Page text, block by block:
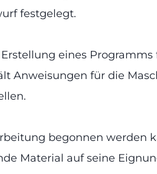
festgelegt.
eines
Anweisungen für die
begonnen werden
Material auf seine